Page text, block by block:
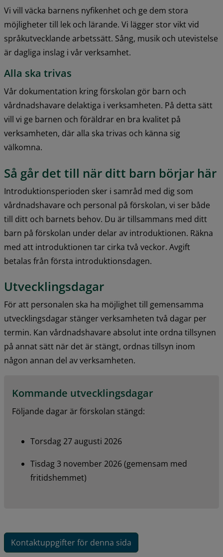
Vi vill väcka barnens nyfikenhet och ge dem stora
möjligheter till lek och lärande. Vi lägger stor vikt vid
språkutvecklande arbetssätt. Sång, musik och utevistelse
är dagliga inslag i vår verksamhet.
Alla ska trivas
Vår dokumentation kring förskolan gör barn och
vårdnadshavare delaktiga i verksamheten. På detta sätt
vill vi ge barnen och föräldrar en bra kvalitet på
verksamheten, där alla ska trivas och känna sig
välkomna.
Så går det till när ditt barn börjar här
Introduktionsperioden sker i samråd med dig som
vårdnadshavare och personal på förskolan, vi ser både
till ditt och barnets behov. Du är tillsammans med ditt
barn på förskolan under delar av introduktionen. Räkna
med att introduktionen tar cirka två veckor. Avgift
betalas från första introduktionsdagen.
Utvecklingsdagar
För att personalen ska ha möjlighet till gemensamma
utvecklingsdagar stänger verksamheten två dagar per
termin. Kan vårdnadshavare absolut inte ordna tillsynen
på annat sätt när det är stängt, ordnas tillsyn inom
någon annan del av verksamheten.
Kommande utvecklingsdagar
Följande dagar är förskolan stängd:
Torsdag 27 augusti 2026
Tisdag 3 november 2026 (gemensam med
fritidshemmet)
Kontaktuppgifter för denna sida